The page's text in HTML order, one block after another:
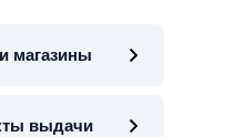
магазины
выдачи